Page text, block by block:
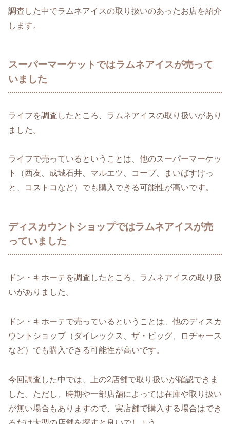
調査した中でラムネアイスの取り扱いのあったお店を紹介
します。
スーパーマーケットではラムネアイスが売って
いました
ライフを調査したところ、ラムネアイスの取り扱いがあり
ました。
ライフで売っているということは、他のスーパーマーケッ
ト（西友、成城石井、マルエツ、コープ、まいばすけっ
と、コストコなど）でも購入できる可能性が高いです。
ディスカウントショップではラムネアイスが売
っていました
ドン・キホーテを調査したところ、ラムネアイスの取り扱
いがありました。
ドン・キホーテで売っているということは、他のディスカ
ウントショップ（ダイレックス、ザ・ビッグ、ロヂャース
など）でも購入できる可能性が高いです。
今回調査した中では、上の2店舗で取り扱いが確認できま
した。ただし、時期や一部店舗によっては在庫や取り扱い
が無い場合もありますので、実店舗で購入する場合はでき